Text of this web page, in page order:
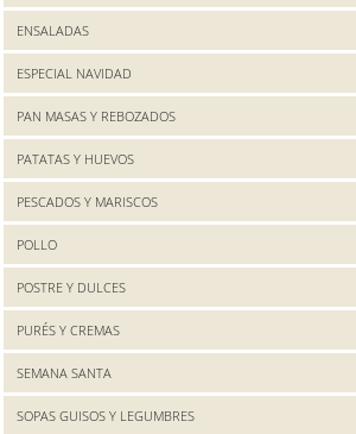
ENSALADAS
ESPECIAL NAVIDAD
PAN MASAS Y REBOZADOS
PATATAS Y HUEVOS
PESCADOS Y MARISCOS
POLLO
POSTRE Y DULCES
PURÉS Y CREMAS
SEMANA SANTA
SOPAS GUISOS Y LEGUMBRES